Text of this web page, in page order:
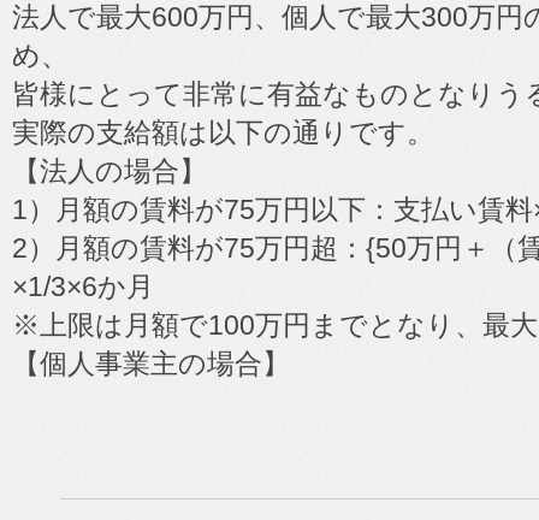
法人で最大600万円、個人で最大300万
め、
皆様にとって非常に有益なものとなりう
実際の支給額は以下の通りです。
【法人の場合】
1）月額の賃料が75万円以下：支払い賃
2）月額の賃料が75万円超：{50万円＋（
×1/3×6か月
※上限は月額で100万円までとなり、最
【個人事業主の場合】